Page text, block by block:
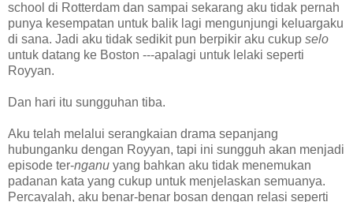
school di Rotterdam dan sampai sekarang aku tidak pernah
punya kesempatan untuk balik lagi mengunjungi keluargaku
di sana. Jadi aku tidak sedikit pun berpikir aku cukup selo
untuk datang ke Boston ---apalagi untuk lelaki seperti
Royyan.
Dan hari itu sungguhan tiba.
Aku telah melalui serangkaian drama sepanjang
hubunganku dengan Royyan, tapi ini sungguh akan menjadi
episode ter-nganu yang bahkan aku tidak menemukan
padanan kata yang cukup untuk menjelaskan semuanya.
Percayalah, aku benar-benar bosan dengan relasi seperti